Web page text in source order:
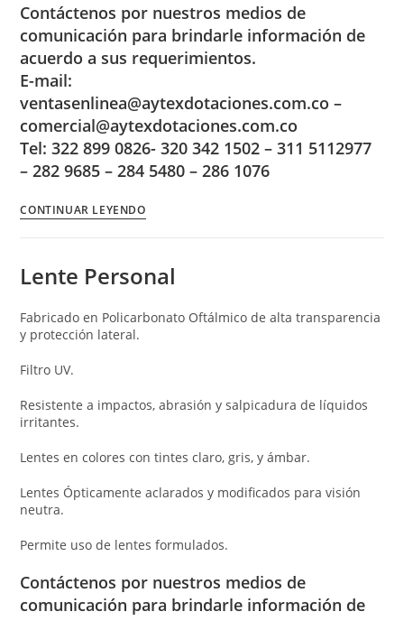
Contáctenos por nuestros medios de
comunicación para brindarle información de
acuerdo a sus requerimientos.
E-mail:
ventasenlinea@aytexdotaciones.com.co –
comercial@aytexdotaciones.com.co
Tel: 322 899 0826- 320 342 1502 – 311 5112977
– 282 9685 – 284 5480 – 286 1076
CONTINUAR LEYENDO
Lente Personal
Fabricado en Policarbonato Oftálmico de alta transparencia
y protección lateral.
Filtro UV.
Resistente a impactos, abrasión y salpicadura de líquidos
irritantes.
Lentes en colores con tintes claro, gris, y ámbar.
Lentes Ópticamente aclarados y modificados para visión
neutra.
Permite uso de lentes formulados.
Contáctenos por nuestros medios de
comunicación para brindarle información de